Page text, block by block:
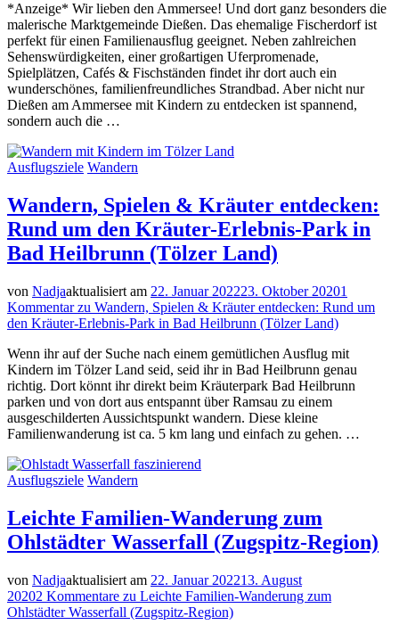
*Anzeige* Wir lieben den Ammersee! Und dort ganz besonders die
malerische Marktgemeinde Dießen. Das ehemalige Fischerdorf ist
perfekt für einen Familienausflug geeignet. Neben zahlreichen
Sehenswürdigkeiten, einer großartigen Uferpromenade,
Spielplätzen, Cafés & Fischständen findet ihr dort auch ein
wunderschönes, familienfreundliches Strandbad. Aber nicht nur
Dießen am Ammersee mit Kindern zu entdecken ist spannend,
sondern auch die …
Ausflugsziele Wandern
Wandern, Spielen & Kräuter entdecken:
Rund um den Kräuter-Erlebnis-Park in
Bad Heilbrunn (Tölzer Land)
von Nadjaaktualisiert am 22. Januar 202223. Oktober 20201
Kommentarzu Wandern, Spielen & Kräuter entdecken: Rund um
den Kräuter-Erlebnis-Park in Bad Heilbrunn (Tölzer Land)
Wenn ihr auf der Suche nach einem gemütlichen Ausflug mit
Kindern im Tölzer Land seid, seid ihr in Bad Heilbrunn genau
richtig. Dort könnt ihr direkt beim Kräuterpark Bad Heilbrunn
parken und von dort aus entspannt über Ramsau zu einem
ausgeschilderten Aussichtspunkt wandern. Diese kleine
Familienwanderung ist ca. 5 km lang und einfach zu gehen. …
Ausflugsziele Wandern
Leichte Familien-Wanderung zum
Ohlstädter Wasserfall (Zugspitz-Region)
von Nadjaaktualisiert am 22. Januar 202213. August
20202 Kommentare zu Leichte Familien-Wanderung zum
Ohlstädter Wasserfall (Zugspitz-Region)